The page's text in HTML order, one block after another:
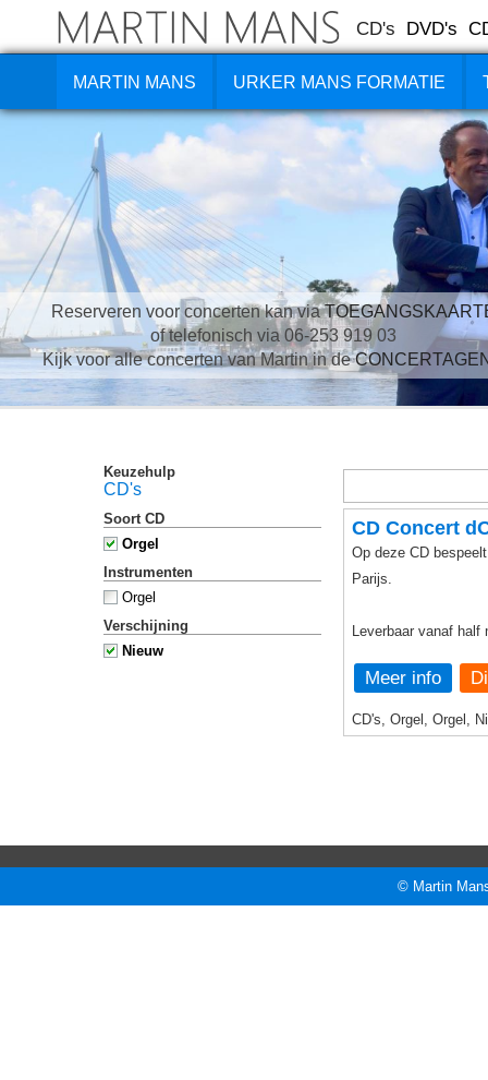
CD's DVD's
MARTIN MANS URKER MANS FORMATIE
Reserveren voor concerten kan via
of telefonisch via 06-253 919 03
Kijk voor alle concerten van Martin in de
Keuzehulp
CD's
Soort CD
Orgel
Instrumenten
Orgel
Verschijning
Nieuw
CD Concert
Op deze CD
Parijs.
Leverbaar vanaf half
Meer info
CD's, Orgel, Orgel,
© Martin